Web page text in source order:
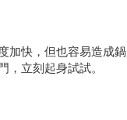
加快，但也容易造成鍋
立刻起身試試。